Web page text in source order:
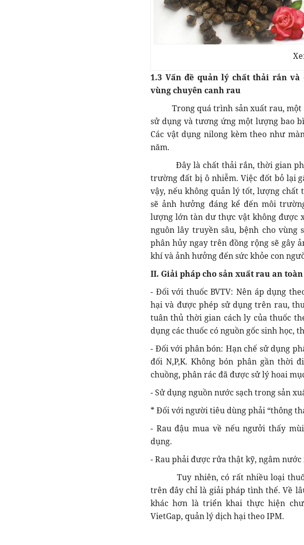
1.3 Vấn đề quản lý chất thải rắn
vùng chuyên canh rau
Trong quá trình sản xuất rau, một
sử dụng và tương ứng một lượng bao
Các vật dụng nilong kèm theo như
năm.
Đây là chất thải rắn, thời gian
trường đất bị ô nhiễm. Việc đốt bỏ lại
vậy, nếu không quản lý tốt, lượng
sẽ ảnh hưởng đáng kể đến môi
lượng lớn tàn dư thực vật không được
nguôn lây truyền sâu, bệnh cho vùng
phân hủy ngay trên đồng rộng sẽ gây
khí và ảnh hưởng đến sức khỏe con
II. Giải pháp cho sản xuất rau an
- Đối với thuốc BVTV: Nên áp dụng
hại và được phép sử dụng trên rau,
tuân thủ thời gian cách ly của thuốc
dụng các thuốc có nguồn gốc sinh học,
- Đối với phân bón: Hạn chế sử dụng
đối N,P,K. Không bón phân gần thời
chuồng, phân rác đã được sử lý hoai
- Sử dụng nguồn nước sạch trong sản
* Đối với người tiêu dùng phải “thông
- Rau đậu mua về nếu ngưởi thấy
dụng.
- Rau phải được rửa thật kỹ, ngâm
Tuy nhiên, có rất nhiều loại thuốc
trên đây chỉ là giải pháp tình thế. Về
khác hơn là triển khai thực hiện
VietGap, quản lý dịch hại theo IPM.